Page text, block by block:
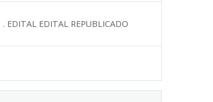
EDITAL REPUBLICADO